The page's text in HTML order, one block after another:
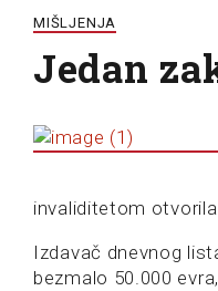
MIŠLJENJA
Jedan
invaliditetom
Izdavač dnevnog
bezmalo 50.000